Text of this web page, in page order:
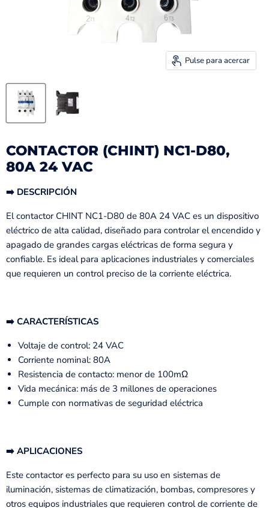
Pulse para acercar
CONTACTOR (CHINT) NC1-D80,
80A 24 VAC
➡️ DESCRIPCIÓN
El contactor CHINT NC1-D80 de 80A 24 VAC es un dispositivo
eléctrico de alta calidad, diseñado para controlar el encendido y
apagado de grandes cargas eléctricas de forma segura y
confiable. Es ideal para aplicaciones industriales y comerciales
que requieren un control preciso de la corriente eléctrica.
➡️ CARACTERÍSTICAS
Voltaje de control: 24 VAC
Corriente nominal: 80A
Resistencia de contacto: menor de 100mΩ
Vida mecánica: más de 3 millones de operaciones
Cumple con normativas de seguridad eléctrica
➡️ APLICACIONES
Este contactor es perfecto para su uso en sistemas de
iluminación, sistemas de climatización, bombas, compresores y
otros equipos industriales que requieren control de corriente de